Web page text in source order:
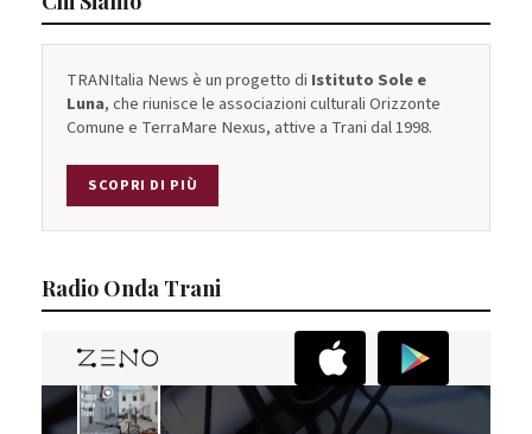
TRANItalia News è un progetto di Istituto Sole e
Luna, che riunisce le associazioni culturali Orizzonte
Comune e TerraMare Nexus, attive a Trani dal 1998.
SCOPRI DI PIÙ
Radio Onda Trani